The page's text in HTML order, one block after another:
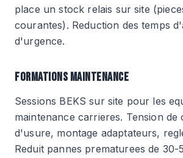
place un stock relais sur site
courantes). Reduction des temps
d'urgence.
FORMATIONS MAINTENANCE
Sessions BEKS sur site pour les
maintenance carrieres. Tension de
d'usure, montage adaptateurs,
Reduit pannes prematurees de 30-